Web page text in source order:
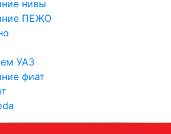
нивы
ПЕЖО
УАЗ
фиат